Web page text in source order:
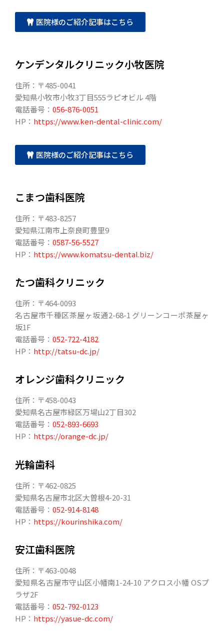
医院様のご紹介記事はこちら
ケンデンタルクリニック小牧医院
住所：〒485-0041
愛知県小牧市小牧3丁目555ラピオビル 4階
電話番号： 056-876-0051
HP： https://www.ken-dental-clinic.com/
医院様のご紹介記事はこちら
こまつ歯科医院
住所：〒483-8257
愛知県江南市上奈良町豊里9
電話番号： 0587-56-5527
HP： https://www.komatsu-dental.biz/
たつ歯科クリニック
住所：〒464-0093
名古屋市千種区茶屋ヶ坂通2-68-1 グリーンコーポ茶屋ヶ
坂1F
電話番号： 052-722-4182
HP： http://tatsu-dc.jp/
オレンジ歯科クリニック
住所：〒458-0043
愛知県名古屋市緑区万場山2丁目302
電話番号： 052-893-6693
HP： https://orange-dc.jp/
光輪歯科
住所：〒462-0825
愛知県名古屋市北区大曽根4-20-31
電話番号： 052-914-8148
HP： https://kourinshika.com/
安江歯科医院
住所：〒463-0048
愛知県名古屋市守山区小幡南1-24-10 アクロス小幡 OSプ
ラザ2F
電話番号： 052-792-0123
HP： https://yasue-dc.com/